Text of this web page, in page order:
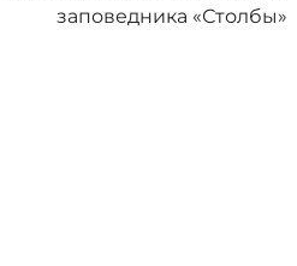
заповедника «Столбы»